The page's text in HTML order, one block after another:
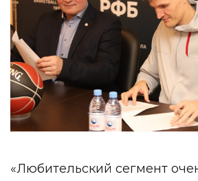
«Любительский сегмент